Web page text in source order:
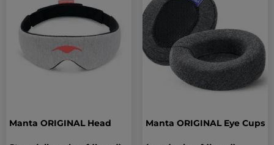
Manta ORIGINAL Head Manta ORIGINAL Eye Cups